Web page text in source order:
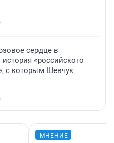
сердце в
«российского
с которым Шевчук
МНЕНИЕ